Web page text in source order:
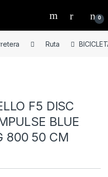
0
Ruta
F5 DISC
BLUE
800 50 CM